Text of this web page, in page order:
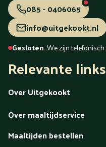
085 - 0406065
info@uitgekookt.nl
Gesloten.We zijn telefonisch
Relevante links
Over Uitgekookt
Over maaltijdservice
Maaltijden bestellen